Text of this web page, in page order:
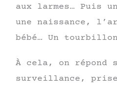
aux larmes… Puis
une naissance,
bébé… Un
À cela, on répond
surveillance,